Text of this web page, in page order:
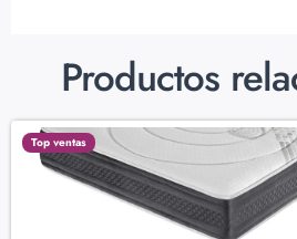
Productos
Top ventas